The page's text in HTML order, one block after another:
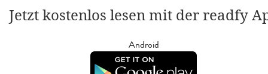
Jetzt kostenlos lesen mit der readfy
Android